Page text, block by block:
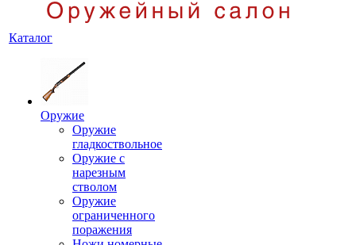
Каталог
Оружие
Оружие
гладкоствольное
Оружие с
нарезным
стволом
Оружие
ограниченного
поражения